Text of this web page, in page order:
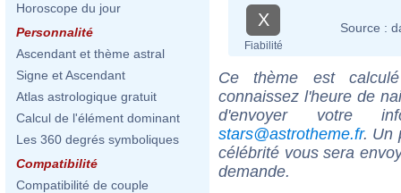
Horoscope du jour
Personnalité
Ascendant et thème astral
Signe et Ascendant
Atlas astrologique gratuit
Calcul de l'élément dominant
Les 360 degrés symboliques
Compatibilité
Compatibilité de couple
X
Fiabilité
Source :
Ce thème est
connaissez l'heure de
d'envoyer votre
stars@astrotheme.fr. Un
célébrité vous sera
demande.